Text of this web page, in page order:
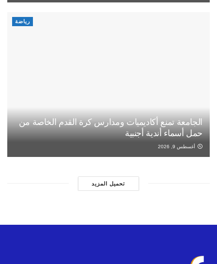
رياضة
الجامعة تمنع أكاديميات ومدارس كرة القدم الخاصة من
حمل أسماء أندية أجنبية
أغسطس 9, 2026
تحميل المزيد